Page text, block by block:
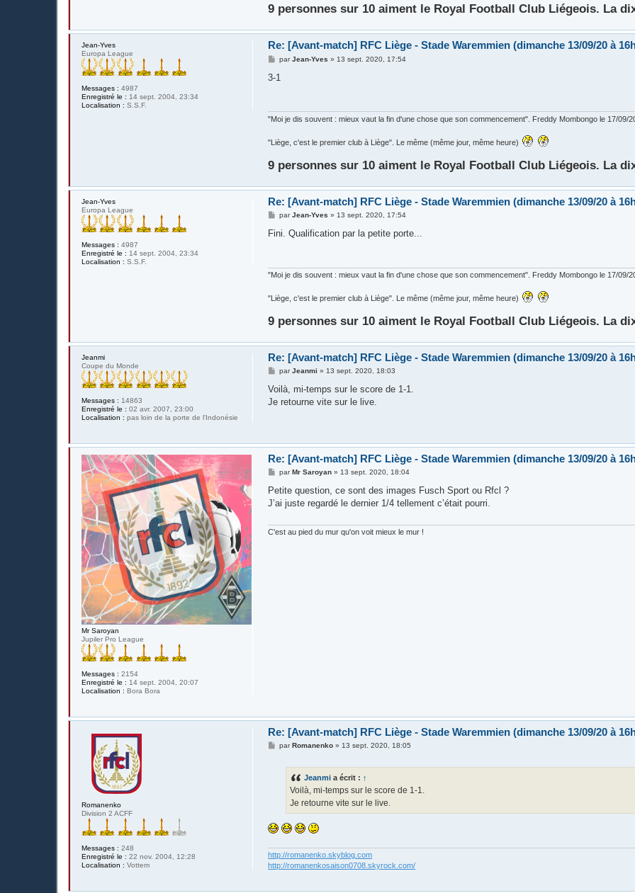
9 personnes sur 10 aiment le Royal Football Club Liégeois. La
Jean-Yves
Europa League
Messages : 4987
Enregistré le : 14 sept. 2004, 23:34
Localisation : S.S.F.
Re: [Avant-match] RFC Liège - Stade Waremmien (dimanche 13/09/20 à
M
s
parJean-Yves » 13 sept. 2020, 17:54
3-1
"Moi je dis souvent : mieux vaut la fin d'une chose que son commencement". Freddy Mombongo le 17/09/
"Liège, c'est le premier club à Liège". Le même (même jour, même heure)
9 personnes sur 10 aiment le Royal Football Club Liégeois. La
Jean-Yves
Europa League
Messages : 4987
Enregistré le : 14 sept. 2004, 23:34
Localisation : S.S.F.
Re: [Avant-match] RFC Liège - Stade Waremmien (dimanche 13/09/20 à
M
s
parJean-Yves » 13 sept. 2020, 17:54
Fini. Qualification par la petite porte...
"Moi je dis souvent : mieux vaut la fin d'une chose que son commencement". Freddy Mombongo le 17/09/
"Liège, c'est le premier club à Liège". Le même (même jour, même heure)
9 personnes sur 10 aiment le Royal Football Club Liégeois. La
Jeanmi
Coupe du Monde
Messages : 14863
Enregistré le : 02 avr. 2007, 23:00
Localisation : pas loin de la porte de l'Indonésie
Re: [Avant-match] RFC Liège - Stade Waremmien (dimanche 13/09/20 à
M
s
a
parJeanmi »13 sept. 2020, 18:03
Voilà, mi-temps sur le score de 1-1.
Je retourne vite sur le live.
Mr Saroyan
Jupiler Pro League
Messages : 2154
Enregistré le : 14 sept. 2004, 20:07
Localisation : Bora Bora
Re: [Avant-match] RFC Liège - Stade Waremmien (dimanche 13/09/20 à
M
s
a
parMr Saroyan »13 sept. 2020, 18:04
Petite question, ce sont des images Fusch Sport ou Rfcl ?
J’ai juste regardé le dernier 1/4 tellement c’était pourri.
C'est au pied du mur qu'on voit mieux le mur !
Romanenko
Division 2 ACFF
Messages : 248
Enregistré le : 22 nov. 2004, 12:28
Localisation : Vottem
Re: [Avant-match] RFC Liège - Stade Waremmien (dimanche 13/09/20 à
MparRomanenko »13 sept. 2020, 18:05
Jeanmi a écrit : ↑
Voilà, mi-temps sur le score de 1-1.
Je retourne vite sur le live.
http://romanenko.skyblog.com
http://romanenkosaison0708.skyrock.com/